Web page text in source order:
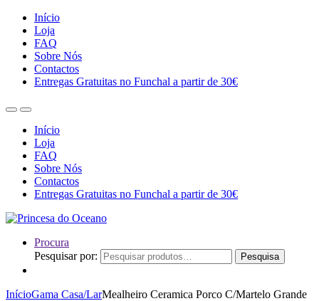
Início
Loja
FAQ
Sobre Nós
Contactos
Entregas Gratuitas no Funchal a partir de 30€
Início
Loja
FAQ
Sobre Nós
Contactos
Entregas Gratuitas no Funchal a partir de 30€
Procura
Pesquisar por:
Pesquisa
InícioGama Casa/LarMealheiro Ceramica Porco C/Martelo Grande